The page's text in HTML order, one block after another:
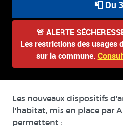
📮 Du
🚨 ALERTE
Les restrictions des usages
sur la commune.
Les nouveaux dispositifs
l'habitat, mis en place par
permettent :